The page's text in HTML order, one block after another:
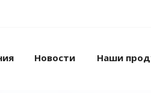
Новости Наши